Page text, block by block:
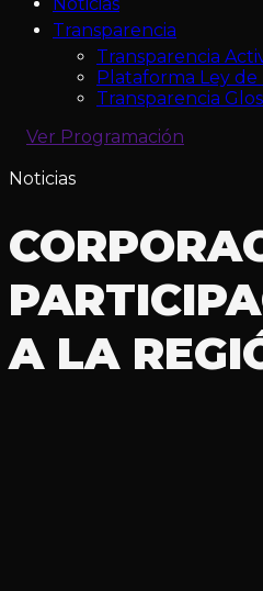
Transparencia
Transparencia
Plataforma Ley de
Transparencia
Ver Programación
Noticias
A LA